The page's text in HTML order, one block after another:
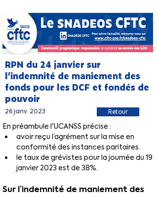
RPN du 24 janvier sur
l’indemnité de maniement des
fonds pour les DCF et fondés de
pouvoir
26 janv. 2023 Retour
En préambule l'UCANSS précise :
avoir reçu l’agrément sur la mise en
conformité des instances paritaires.
le taux de grévistes pour la journée du 19
janvier 2023 est de 38%.
Sur l’indemnité de maniement des